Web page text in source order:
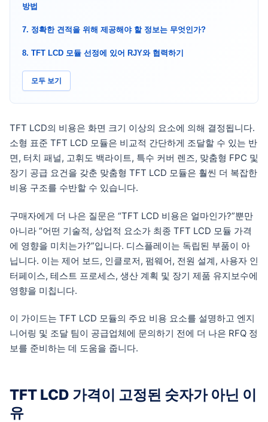
방법
7. 정확한 견적을 위해 제공해야 할 정보는 무엇인가?
8. TFT LCD 모듈 선정에 있어 RJY와 협력하기
모두 보기
TFT LCD의 비용은 화면 크기 이상의 요소에 의해 결정됩니다.
소형 표준 TFT LCD 모듈은 비교적 간단하게 조달할 수 있는 반
면, 터치 패널, 고휘도 백라이트, 특수 커버 렌즈, 맞춤형 FPC 및
장기 공급 요건을 갖춘 맞춤형 TFT LCD 모듈은 훨씬 더 복잡한
비용 구조를 수반할 수 있습니다.
구매자에게 더 나은 질문은 “TFT LCD 비용은 얼마인가?”뿐만
아니라 “어떤 기술적, 상업적 요소가 최종 TFT LCD 모듈 가격
에 영향을 미치는가?”입니다. 디스플레이는 독립된 부품이 아
닙니다. 이는 제어 보드, 인클로저, 펌웨어, 전원 설계, 사용자 인
터페이스, 테스트 프로세스, 생산 계획 및 장기 제품 유지보수에
영향을 미칩니다.
이 가이드는 TFT LCD 모듈의 주요 비용 요소를 설명하고 엔지
니어링 및 조달 팀이 공급업체에 문의하기 전에 더 나은 RFQ 정
보를 준비하는 데 도움을 줍니다.
TFT LCD 가격이 고정된 숫자가 아닌 이
유